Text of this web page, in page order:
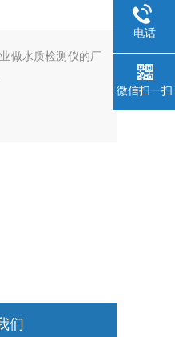
做水质检测仪的厂
们
电话
微信扫一扫